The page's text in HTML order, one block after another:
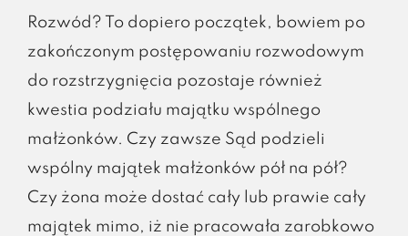
Rozwód? To dopiero początek, bowiem po
zakończonym postępowaniu rozwodowym
do rozstrzygnięcia pozostaje również
kwestia podziału majątku wspólnego
małżonków. Czy zawsze Sąd podzieli
wspólny majątek małżonków pół na pół?
Czy żona może dostać cały lub prawie cały
majątek mimo, iż nie pracowała zarobkowo